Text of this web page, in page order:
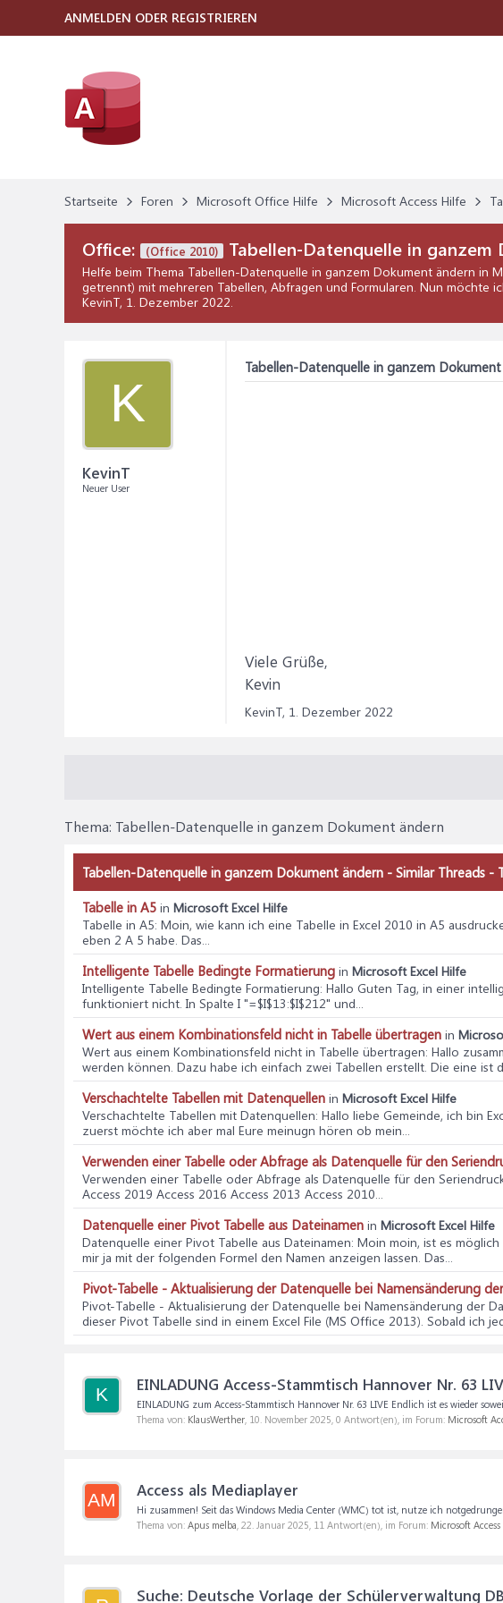
Startseite Foren Microsoft Office Hilfe Microsoft Access Hilfe
Office: (Office 2010) Tabellen-Datenquelle in ganzem
Helfe beim Thema Tabellen-Datenquelle in ganzem Dokument ändern in
getrennt) mit mehreren Tabellen, Abfragen und Formularen. Nun möchte
KevinT, 1. Dezember 2022.
K
KevinT
Neuer User
Tabellen-Datenquelle in ganzem
Viele Grüße,
Kevin
KevinT, 1. Dezember 2022
Thema: Tabellen-Datenquelle in ganzem Dokument ändern
Tabellen-Datenquelle in ganzem Dokument ändern - Similar Threads -
Tabelle in A5 in Microsoft Excel Hilfe
Tabelle in A5: Moin, wie kann ich eine Tabelle in Excel 2010 in A5
eben 2 A 5 habe. Das...
Intelligente Tabelle Bedingte Formatierung in Microsoft Excel Hilfe
Intelligente Tabelle Bedingte Formatierung: Hallo Guten Tag, in einer
funktioniert nicht. In Spalte I "=$I$13:$I$212" und...
Wert aus einem Kombinationsfeld nicht in Tabelle übertragen in
Wert aus einem Kombinationsfeld nicht in Tabelle übertragen: Hallo
werden können. Dazu habe ich einfach zwei Tabellen erstellt. Die eine ist
Verschachtelte Tabellen mit Datenquellen in Microsoft Excel Hilfe
Verschachtelte Tabellen mit Datenquellen: Hallo liebe Gemeinde, ich bin
zuerst möchte ich aber mal Eure meinugn hören ob mein...
Verwenden einer Tabelle oder Abfrage als Datenquelle für den
Verwenden einer Tabelle oder Abfrage als Datenquelle für den
Access 2019 Access 2016 Access 2013 Access 2010...
Datenquelle einer Pivot Tabelle aus Dateinamen in Microsoft Excel Hilfe
Datenquelle einer Pivot Tabelle aus Dateinamen: Moin moin, ist es
mir ja mit der folgenden Formel den Namen anzeigen lassen. Das...
Pivot-Tabelle - Aktualisierung der Datenquelle bei Namensänderung
Pivot-Tabelle - Aktualisierung der Datenquelle bei Namensänderung der
dieser Pivot Tabelle sind in einem Excel File (MS Office 2013). Sobald ich
K EINLADUNG Access-Stammtisch Hannover Nr. 63
EINLADUNG zum Access-Stammtisch Hannover Nr. 63 LIVE Endlich ist es wieder
Thema von: KlausWerther, 10. November 2025, 0 Antwort(en), im Forum: Microsoft
AM Access als Mediaplayer
Hi zusammen! Seit das Windows Media Center (WMC) tot ist, nutze ich
Thema von: Apus melba, 22. Januar 2025, 11 Antwort(en), im Forum: Microsoft
Suche: Deutsche Vorlage der Schülerverwaltung DB
ANMELDEN ODER REGISTRIEREN